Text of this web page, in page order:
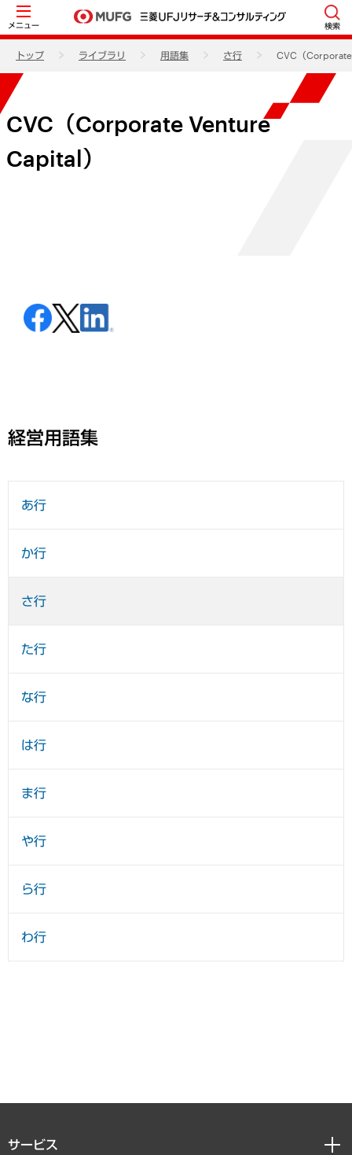
メニュー 検索
トップ ライブラリ 用語集 さ行 CVC（
CVC（Corporate Venture
Capital）
経営用語集
あ行
か行
さ行
た行
な行
は行
ま行
や行
ら行
わ行
サービス